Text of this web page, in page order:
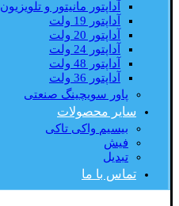
آداپتور مانیتور و تلویزیون
آداپتور 19 ولت
آداپتور 20 ولت
آداپتور 24 ولت
آداپتور 48 ولت
آداپتور 36 ولت
پاور سویچینگ صنعتی
سایر محصولات
بیسیم واکی تاکی
فیش
تبدیل
تماس با ما